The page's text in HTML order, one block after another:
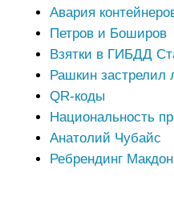
Авария
Петров и Боширов
Взятки в ГИБДД
Рашкин застрелил
QR-коды
Национальность
Анатолий Чубайс
Ребрендинг